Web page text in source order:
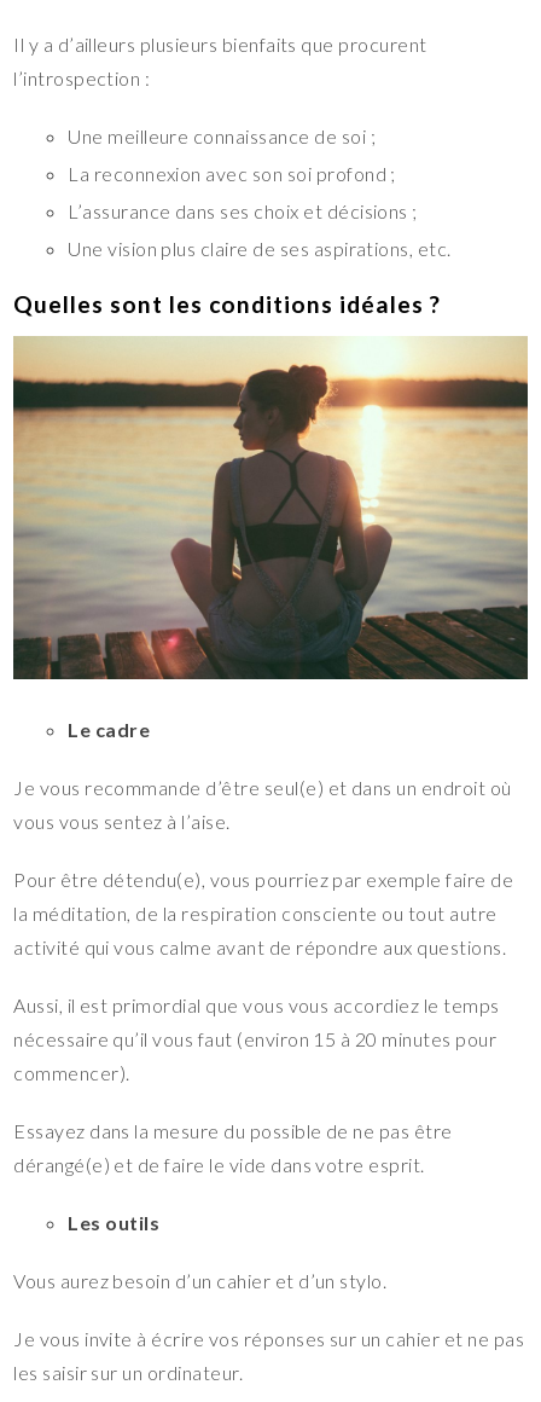
Il y a d’ailleurs plusieurs bienfaits que procurent
l’introspection :
Une meilleure connaissance de soi ;
La reconnexion avec son soi profond ;
L’assurance dans ses choix et décisions ;
Une vision plus claire de ses aspirations, etc.
Quelles sont les conditions idéales ?
Le cadre
Je vous recommande d’être seul(e) et dans un endroit où
vous vous sentez à l’aise.
Pour être détendu(e), vous pourriez par exemple faire de
la méditation, de la respiration consciente ou tout autre
activité qui vous calme avant de répondre aux questions.
Aussi, il est primordial que vous vous accordiez le temps
nécessaire qu’il vous faut (environ 15 à 20 minutes pour
commencer).
Essayez dans la mesure du possible de ne pas être
dérangé(e) et de faire le vide dans votre esprit.
Les outils
Vous aurez besoin d’un cahier et d’un stylo.
Je vous invite à écrire vos réponses sur un cahier et ne pas
les saisir sur un ordinateur.